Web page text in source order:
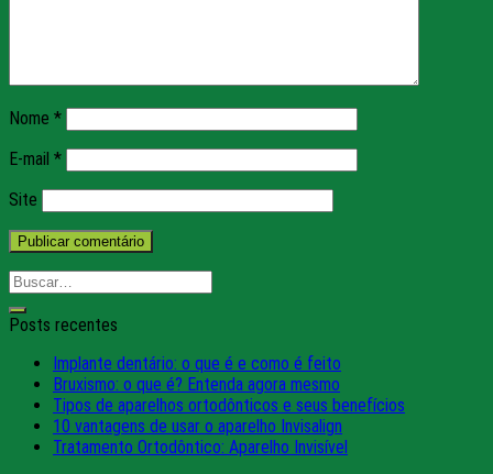
Nome *
E-mail *
Site
Posts recentes
Implante dentário: o que é e como é feito
Bruxismo: o que é? Entenda agora mesmo
Tipos de aparelhos ortodônticos e seus benefícios
10 vantagens de usar o aparelho Invisalign
Tratamento Ortodôntico: Aparelho Invisível